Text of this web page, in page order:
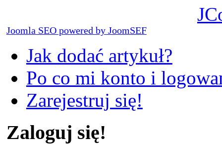
Joomla SEO powered by JoomSEF
Jak dodać artykuł?
Po co mi konto i
Zarejestruj się!
Zaloguj się!